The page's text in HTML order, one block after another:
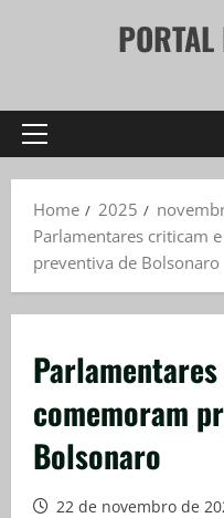
Primary
Home
2025
Parlamentares criticam
preventiva de Bolsonaro
comemoram
Bolsonaro
22 de novembro de